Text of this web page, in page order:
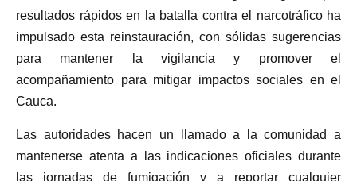
resultados rápidos en la batalla contra el narcotráfico ha
impulsado esta reinstauración, con sólidas sugerencias
para mantener la vigilancia y promover el
acompañamiento para mitigar impactos sociales en el
Cauca.
Las autoridades hacen un llamado a la comunidad a
mantenerse atenta a las indicaciones oficiales durante
las jornadas de fumigación y a reportar cualquier